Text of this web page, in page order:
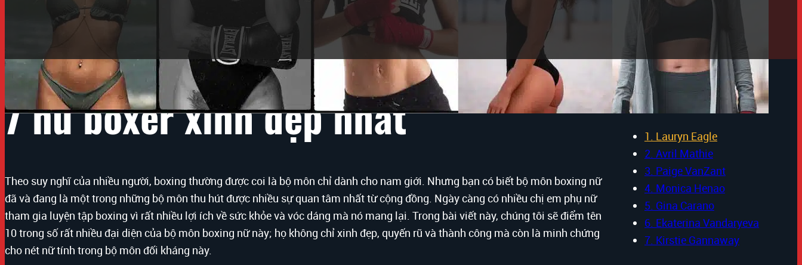
7 nữ boxer xinh đẹp nhất
Theo suy nghĩ của nhiều người, boxing thường được coi là bộ môn chỉ dành cho nam giới. Nhưng bạn có biết bộ môn boxing nữ
đã và đang là một trong những bộ môn thu hút được nhiều sự quan tâm nhất từ cộng đồng. Ngày càng có nhiều chị em phụ nữ
tham gia luyện tập boxing vì rất nhiều lợi ích về sức khỏe và vóc dáng mà nó mang lại. Trong bài viết này, chúng tôi sẽ điểm tên
10 trong số rất nhiều đại diện của bộ môn boxing nữ này; họ không chỉ xinh đẹp, quyến rũ và thành công mà còn là minh chứng
cho nét nữ tính trong bộ môn đối kháng này.
Nội dung chính
1. Lauryn Eagle
2. Avril Mathie
3. Paige VanZant
4. Monica Henao
5. Gina Carano
6. Ekaterina Vandaryeva
7. Kirstie Gannaway